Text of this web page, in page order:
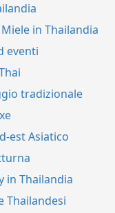
in Thailandia
eventi
tradizionale
est Asiatico
in Thailandia
Thailandesi